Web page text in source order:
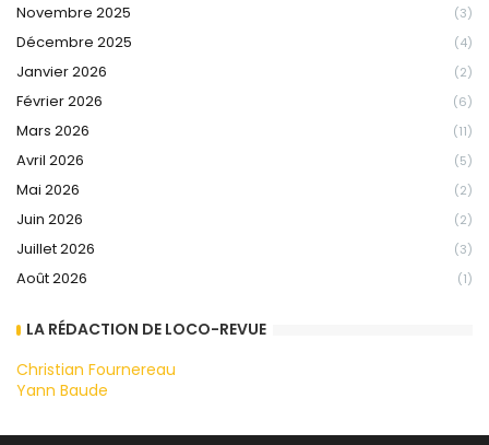
Novembre 2025 (3)
Décembre 2025 (4)
Janvier 2026 (2)
Février 2026 (6)
Mars 2026 (11)
Avril 2026 (5)
Mai 2026 (2)
Juin 2026 (2)
Juillet 2026 (3)
Août 2026 (1)
LA RÉDACTION DE LOCO-REVUE
Christian Fournereau
Yann Baude